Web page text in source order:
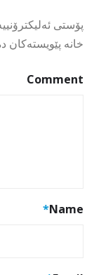
پۆستی
خانە پێویستەکان
Comment
Name
*